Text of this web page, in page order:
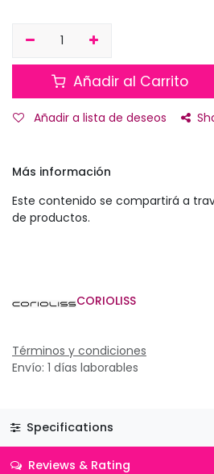
Añadir al Carrito
Añadir a lista de deseos
Más información
Este contenido se compartirá a
de productos.
CORIOLISS
Términos y condiciones
Envío: 1 días laborables
Specifications
Reviews & Rating